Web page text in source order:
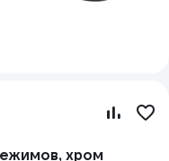
хром